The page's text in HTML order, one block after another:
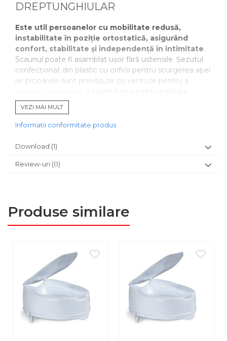
DREPTUNGHIULAR
Este util persoanelor cu mobilitate redusă,
instabilitate în poziție ortostatică, asigurând
confort, stabilitate și independență în intimitate.
Scaunul poate fi asamblat ușor fără ustensile. Șezutul
confecționat din plastic cu orificii pentru scurgerea apei
iar picioarele sunt prevăzute cu ventuze pentru a
înălțime. Înainte de prima utilizare verificați dacă
produsul este complet montat.
Scaun de baie dreptunghiular lavabil pentru
Rezistent la dezinfectanți
SPECIFICAȚII TEHNICE
Dimensiune șezut: 51*31 cm
Înălțimea reglabilă a picioarelor: 40 cm - 52.5 cm,
ajustabil pe înălțime
Distanța între picioare cu scaunul pus pe lungime: 53
cm
VEZI MAI MULT
Informatii conformitate produs
Download (1)
Review-uri (0)
Produse similare